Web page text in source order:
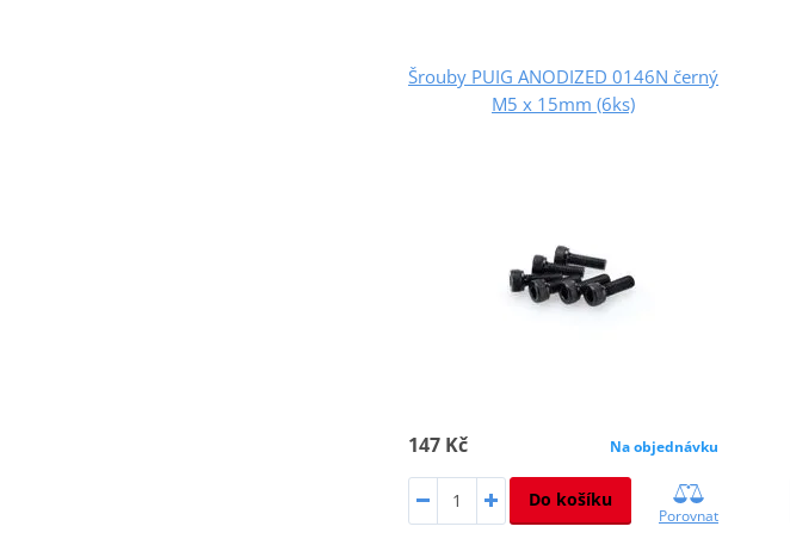
Šrouby PUIG ANODIZED 0146N černý
M5 x 15mm (6ks)
147 Kč Na objednávku
Do košíku
Porovnat